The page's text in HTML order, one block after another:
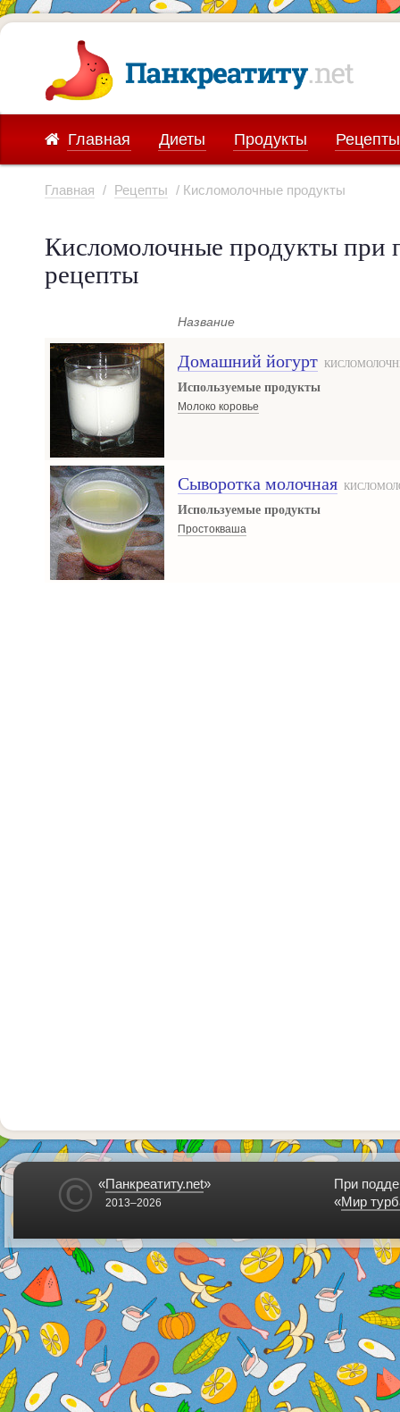
Главная Диеты Продукты Рецепты
Главная / Рецепты / Кисломолочные продукты
Кисломолочные продукты при
рецепты
Название
Домашний йогурт
Используемые продукты
Молоко коровье
Сыворотка молочная
Используемые продукты
Простокваша
© «Панкреатиту.net»
2013–2026
При
«Мир